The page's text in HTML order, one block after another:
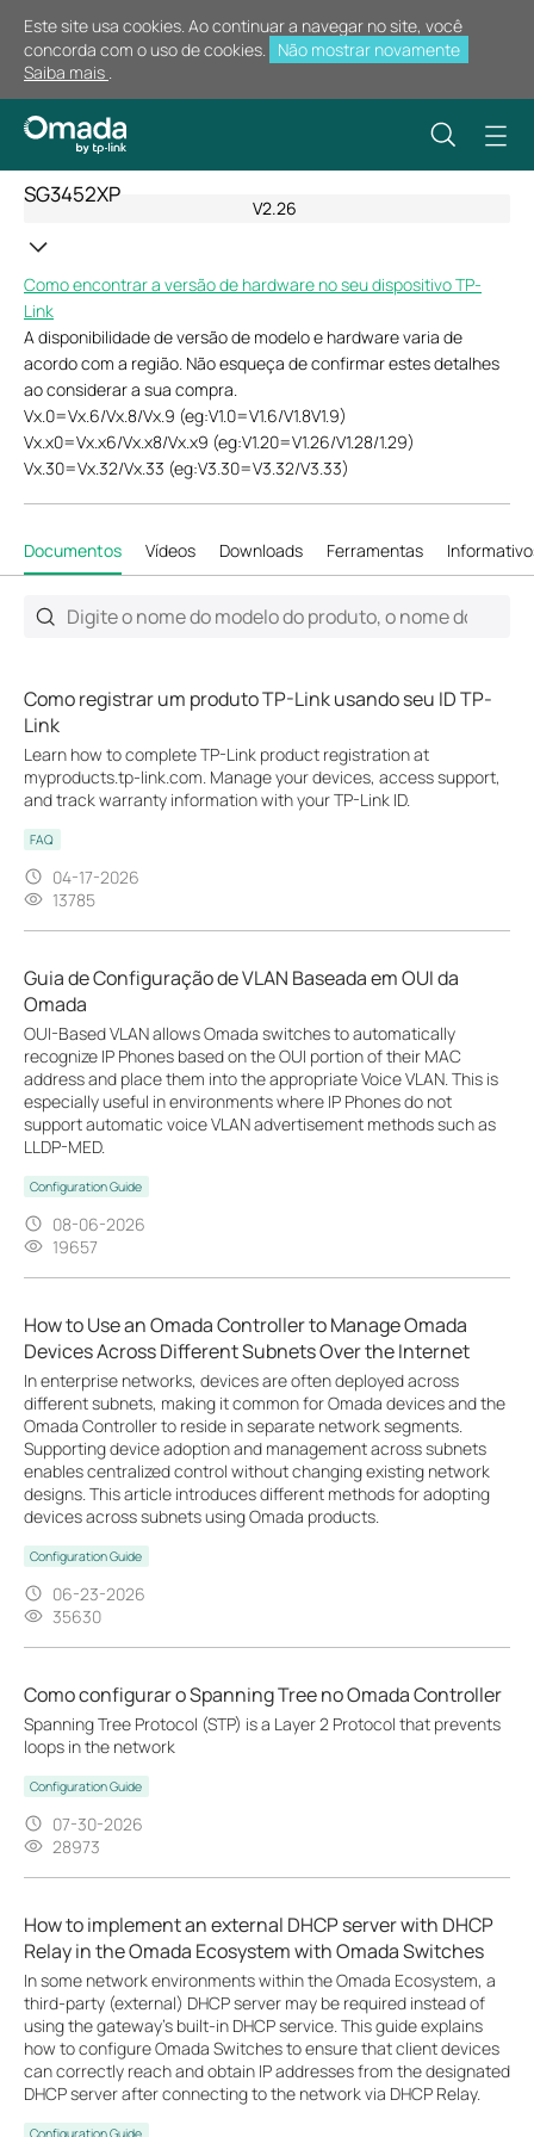
Este site usa cookies. Ao continuar a navegar no site, você
concorda com o uso de cookies.
Não mostrar novamente
Saiba mais .
SG3452XP
V2.26
Como encontrar a versão de hardware no seu dispositivo TP-
Link
A disponibilidade de versão de modelo e hardware varia de
acordo com a região. Não esqueça de confirmar estes detalhes
ao considerar a sua compra.
Vx.0=Vx.6/Vx.8/Vx.9 (eg:V1.0=V1.6/V1.8V1.9)
Vx.x0=Vx.x6/Vx.x8/Vx.x9 (eg:V1.20=V1.26/V1.28/1.29)
Vx.30=Vx.32/Vx.33 (eg:V3.30=V3.32/V3.33)
Documentos Vídeos Downloads Ferramentas
Como registrar um produto TP-Link usando seu ID TP-
Link
Learn how to complete TP-Link product registration at
myproducts.tp-link.com. Manage your devices, access support,
and track warranty information with your TP-Link ID.
FAQ
04-17-2026
13785
Guia de Configuração de VLAN Baseada em OUI da
Omada
OUI-Based VLAN allows Omada switches to automatically
recognize IP Phones based on the OUI portion of their MAC
address and place them into the appropriate Voice VLAN. This is
especially useful in environments where IP Phones do not
support automatic voice VLAN advertisement methods such as
LLDP-MED.
Configuration Guide
08-06-2026
19657
How to Use an Omada Controller to Manage Omada
Devices Across Different Subnets Over the Internet
In enterprise networks, devices are often deployed across
different subnets, making it common for Omada devices and the
Omada Controller to reside in separate network segments.
Supporting device adoption and management across subnets
enables centralized control without changing existing network
designs. This article introduces different methods for adopting
devices across subnets using Omada products.
Configuration Guide
06-23-2026
35630
Como configurar o Spanning Tree no Omada Controller
Spanning Tree Protocol (STP) is a Layer 2 Protocol that prevents
loops in the network
Configuration Guide
07-30-2026
28973
How to implement an external DHCP server with DHCP
Relay in the Omada Ecosystem with Omada Switches
In some network environments within the Omada Ecosystem, a
third-party (external) DHCP server may be required instead of
using the gateway’s built-in DHCP service. This guide explains
how to configure Omada Switches to ensure that client devices
can correctly reach and obtain IP addresses from the designated
DHCP server after connecting to the network via DHCP Relay.
Configuration Guide